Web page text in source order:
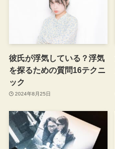
彼氏が浮気している？浮気
を探るための質問16テクニ
ック
2024年8月25日